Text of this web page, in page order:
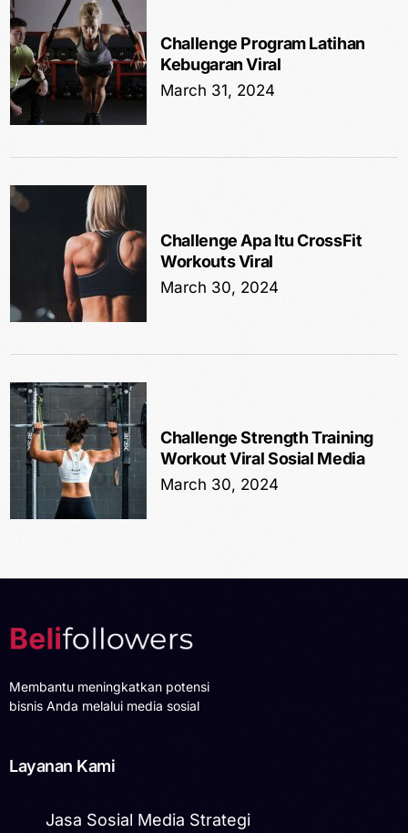
Challenge Program Latihan
Kebugaran Viral
March 31, 2024
Challenge Apa Itu CrossFit
Workouts Viral
March 30, 2024
Challenge Strength Training
Workout Viral Sosial Media
March 30, 2024
Membantu meningkatkan potensi
bisnis Anda melalui media sosial
Layanan Kami
Jasa Sosial Media Strategi